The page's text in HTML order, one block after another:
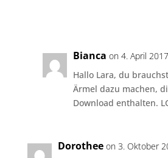
Bianca on 4. April
Hallo Lara, du
Ärmel dazu machen,
Download enthalten.
Dorothee on 3. Oktober